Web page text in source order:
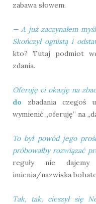
zabawa słowem.
— A już zaczynałem
Skończył ognistą i
kto? Tutaj podmiot
zdania.
Oferuję ci okazję na
do zbadania czegoś
wymienić „oferuję” na
To był powód jego
próbowałby rozwiązać
reguły nie
imienia/nazwiska
Tak, tak, cieszył się